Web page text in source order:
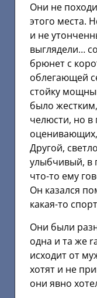
Они не
этого места.
и не
выглядели…
брюнет с
облегающей
стойку
было
челюсти, но в
Другой,
улыбчивый, в
что-то ему
Он казался
какая-то
Они были
одна и та же
исходит от
хотят и не
они явно